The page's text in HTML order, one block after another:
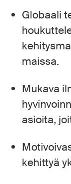
Globaali
maissa.
Mukava
asioita,
kehittyä